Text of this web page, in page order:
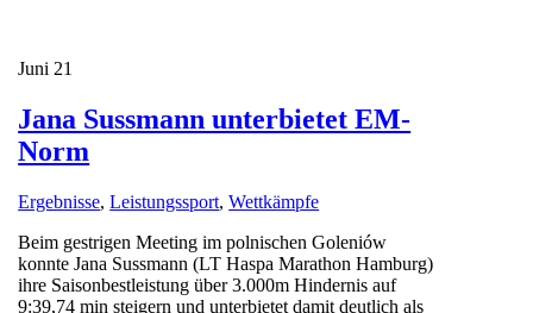
Juni 21
Jana Sussmann unterbietet EM-
Norm
Ergebnisse,Leistungssport,Wettkämpfe
Beim gestrigen Meeting im polnischen Goleniów
konnte Jana Sussmann (LT Haspa Marathon Hamburg)
ihre Saisonbestleistung über 3.000m Hindernis auf
9:39,74 min steigern und unterbietet damit deutlich als